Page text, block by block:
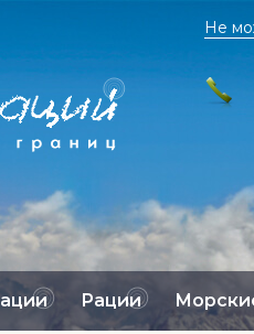
Не
Рации